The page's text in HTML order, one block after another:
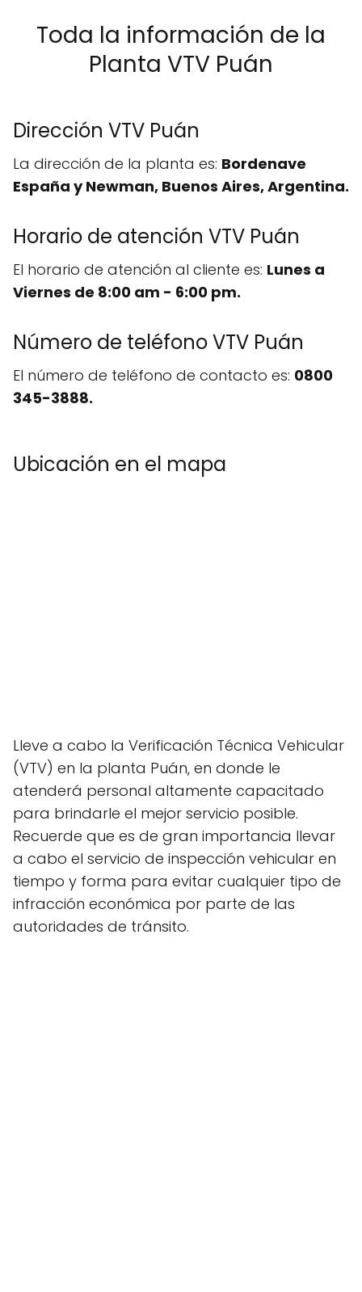
Toda la información de la
Planta VTV Puán
Dirección VTV Puán
La dirección de la planta es: Bordenave
España y Newman, Buenos Aires, Argentina.
Horario de atención VTV Puán
El horario de atención al cliente es: Lunes a
Viernes de 8:00 am - 6:00 pm.
Número de teléfono VTV Puán
El número de teléfono de contacto es: 0800
345-3888.
Ubicación en el mapa
Lleve a cabo la Verificación Técnica Vehicular
(VTV) en la planta Puán, en donde le
atenderá personal altamente capacitado
para brindarle el mejor servicio posible.
Recuerde que es de gran importancia llevar
a cabo el servicio de inspección vehicular en
tiempo y forma para evitar cualquier tipo de
infracción económica por parte de las
autoridades de tránsito.